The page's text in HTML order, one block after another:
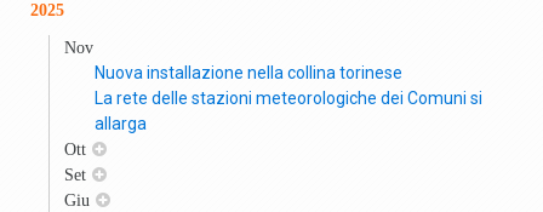
2025
Nov
Nuova installazione nella collina torinese
La rete delle stazioni meteorologiche dei Comuni si
allarga
Ott
Set
Giu